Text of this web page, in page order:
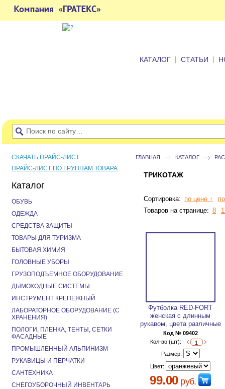
КАТАЛОГ | СТАТЬИ |
ГЛАВНАЯ КАТАЛОГ
ТРИКОТАЖ
Сортировка: по цене ↑
Товаров на странице: 8
Футболка RED-FORT
женская с длинным
рукавом, цвета различные
Код № 09402
Кол-во (шт):
Размер:
Цвет:
99.00руб.
СКАЧАТЬ ПРАЙС-ЛИСТ
ПРАЙС-ЛИСТ ПО ГРУППАМ ТОВАРА
Каталог
ОБУВЬ
ОДЕЖДА
СРЕДСТВА ЗАЩИТЫ
ТОВАРЫ ДЛЯ ТУРИЗМА
БЫТОВАЯ ХИМИЯ
ГОЛОВНЫЕ УБОРЫ
ГРУЗОПОДЪЕМНОЕ ОБОРУДОВАНИЕ
ДЫМОХОДНЫЕ СИСТЕМЫ
ИНСТРУМЕНТ КРЕПЕЖНЫЙ
ЛАБОРАТОРНОЕ ОБОРУДОВАНИЕ (С
ХРАНЕНИЯ)
ПОЛОГИ, ПЛЕНКА, ТЕНТЫ, СЕТКИ
ФАСАДНЫЕ
ПРОМЫШЛЕННЫЙ АЛЬПИНИЗМ
РУКАВИЦЫ И ПЕРЧАТКИ
САНТЕХНИКА
СНЕГОУБОРОЧНЫЙ ИНВЕНТАРЬ